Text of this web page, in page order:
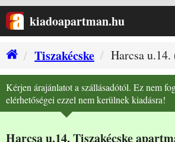
kiadoapartman.hu
Tiszakécske
Harcsa u.14.
Kérjen árajánlatot a szállásadótól. Ez nem
elérhetőségei ezzel nem kerülnek kiadásra!
Harcsa u.14. Tiszakécske